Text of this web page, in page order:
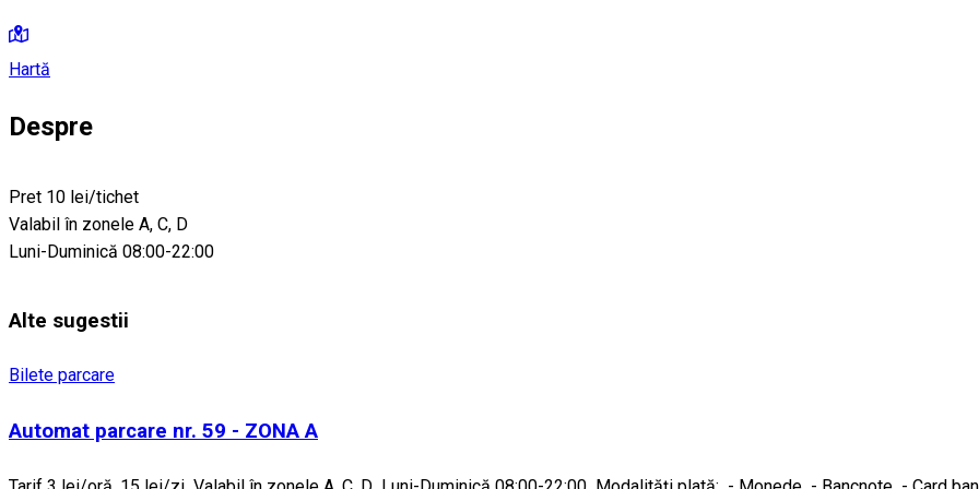
Hartă
Despre
Pret 10 lei/tichet
Valabil în zonele A, C, D
Luni-Duminică 08:00-22:00
Alte sugestii
Bilete parcare
Automat parcare nr. 59 - ZONA A